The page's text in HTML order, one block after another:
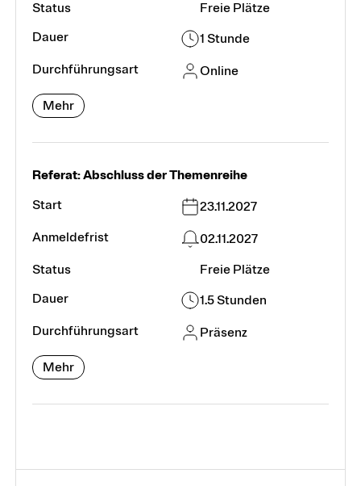
Freie Plätze
1 Stunde
Online
Mehr
Referat: Abschluss der Themenreihe
23.11.2027
02.11.2027
Freie Plätze
1.5 Stunden
Präsenz
Mehr